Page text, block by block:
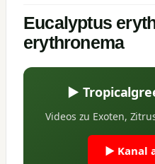
Eucalyptus
erythronema
▶
Videos zu Exoten,
▶ Kanal